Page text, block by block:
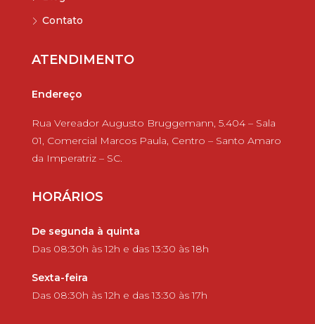
Contato
ATENDIMENTO
Endereço
Rua Vereador Augusto Bruggemann, 5.404 – Sala
01, Comercial Marcos Paula, Centro – Santo Amaro
da Imperatriz – SC.
HORÁRIOS
De segunda à quinta
Das 08:30h às 12h e das 13:30 às 18h
Sexta-feira
Das 08:30h às 12h e das 13:30 às 17h